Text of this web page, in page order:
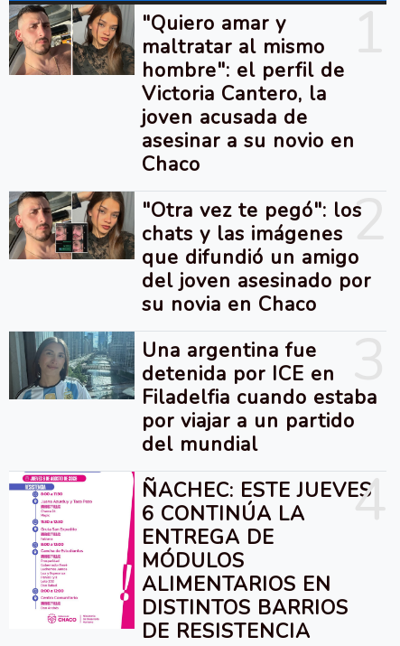
"Quiero amar y
maltratar al mismo
hombre": el perfil de
Victoria Cantero, la
joven acusada de
asesinar a su novio en
Chaco
2
"Otra vez te pegó": los
chats y las imágenes
que difundió un amigo
del joven asesinado por
su novia en Chaco
Una argentina fue
detenida por ICE en
Filadelfia cuando estaba
por viajar a un partido
del mundial
4
ÑACHEC: ESTE JUEVES
6 CONTINÚA LA
ENTREGA DE
MÓDULOS
ALIMENTARIOS EN
DISTINTOS BARRIOS
DE RESISTENCIA